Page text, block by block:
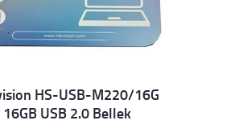
Details
HS-USB-M220/16G
16GB USB 2.0 Bellek